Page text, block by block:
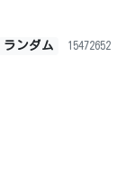
ランダム 15472652